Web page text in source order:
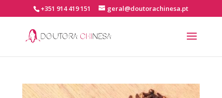
+351 914 419 151 geral@doutorachinesa.pt